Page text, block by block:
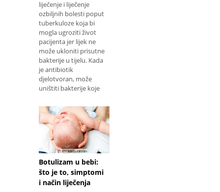
liječenje i liječenje
ozbiljnih bolesti poput
tuberkuloze koja bi
mogla ugroziti život
pacijenta jer lijek ne
može ukloniti prisutne
bakterije u tijelu. Kada
je antibiotik
djelotvoran, može
uništiti bakterije koje
infekciju, ali u slučaju
da je bakterija
otporna, ona se širi i
postaje sve jača, čime
je teško liječiti i
pogoršati bolest. U
većini slučaje
Botulizam u bebi:
što je to, simptomi
i način liječenja